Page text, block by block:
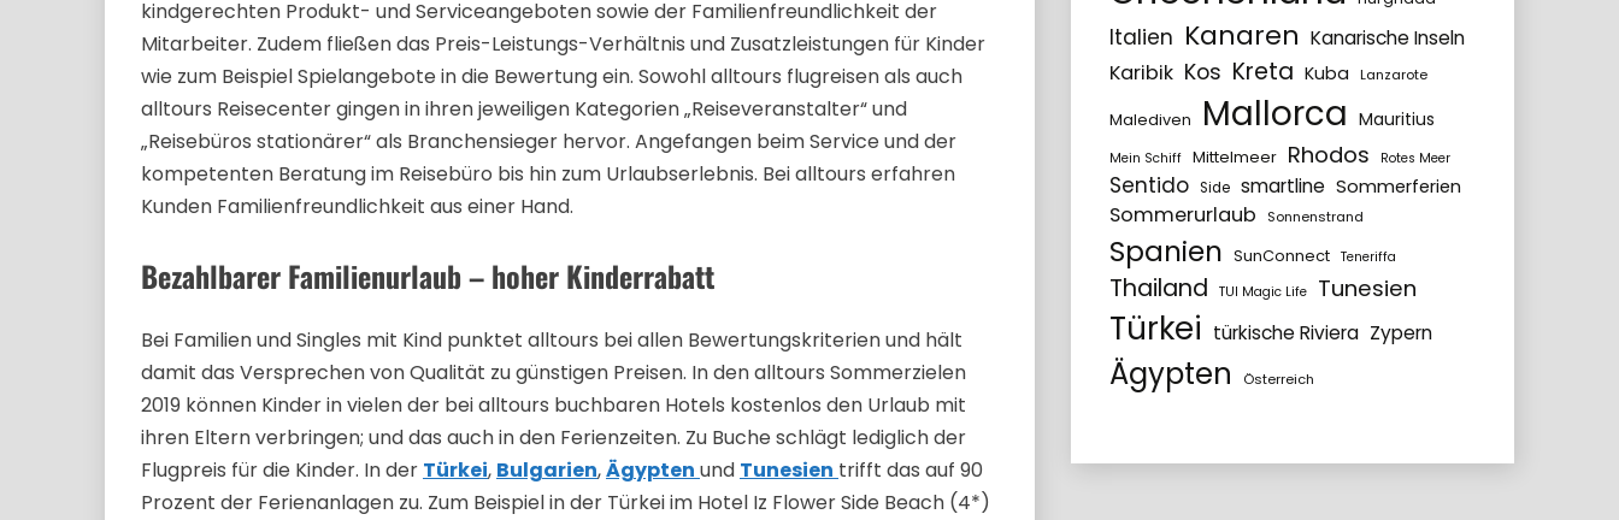
kindgerechten Produkt- und Serviceangeboten sowie der Familienfreundlichkeit der
Mitarbeiter. Zudem fließen das Preis-Leistungs-Verhältnis und Zusatzleistungen für Kinder
wie zum Beispiel Spielangebote in die Bewertung ein. Sowohl alltours flugreisen als auch
alltours Reisecenter gingen in ihren jeweiligen Kategorien „Reiseveranstalter“ und
„Reisebüros stationärer“ als Branchensieger hervor. Angefangen beim Service und der
kompetenten Beratung im Reisebüro bis hin zum Urlaubserlebnis. Bei alltours erfahren
Kunden Familienfreundlichkeit aus einer Hand.
Bezahlbarer Familienurlaub – hoher Kinderrabatt
Bei Familien und Singles mit Kind punktet alltours bei allen Bewertungskriterien und hält
damit das Versprechen von Qualität zu günstigen Preisen. In den alltours Sommerzielen
2019 können Kinder in vielen der bei alltours buchbaren Hotels kostenlos den Urlaub mit
ihren Eltern verbringen; und das auch in den Ferienzeiten. Zu Buche schlägt lediglich der
Flugpreis für die Kinder. In der Türkei, Bulgarien,Ägypten und Tunesien trifft das auf 90
Prozent der Ferienanlagen zu. Zum Beispiel in der Türkei im Hotel Iz Flower Side Beach (4*)
Italien Kanaren Kanarische Inseln
Karibik Kos Kreta Kuba Lanzarote
Malediven Mallorca Mauritius
Mein Schiff Mittelmeer Rhodos Rotes Meer
Sentido Side smartline Sommerferien
Sommerurlaub Sonnenstrand
Spanien SunConnect Teneriffa
Thailand TUI Magic Life Tunesien
Türkei türkische Riviera Zypern
Ägypten Österreich